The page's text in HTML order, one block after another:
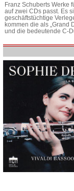
Franz Schuberts Werke
auf zwei CDs passt. Es
geschäftstüchtige
kommen die als „Grand
und die bedeutende C-